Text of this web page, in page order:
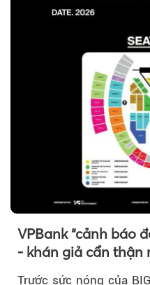
VPBank “cảnh báo
- khán giả cẩn
Trước sức nóng của